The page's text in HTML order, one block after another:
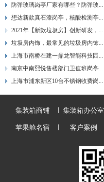
防弹玻璃岗亭厂家有哪些？防弹玻...
想达新款真石漆岗亭，核酸检测亭...
2021年【新款垃圾房】创新研发，...
垃圾房内饰，最常见的垃圾房内饰...
上海市南桥在建一鼎龙智能科技园...
南京中南熙悦售楼部门卫值班岗亭...
上海市浦东新区10台不锈钢收费岗...
集装箱商铺 集装箱办公室
苹果舱名宿 客户案例